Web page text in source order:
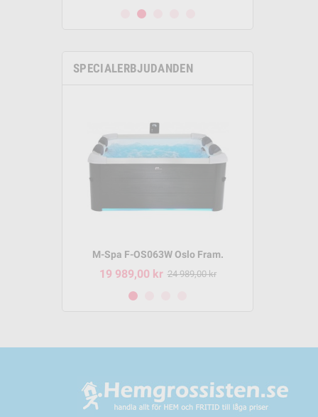
SPECIALERBJUDANDEN
M-Spa F-OS063W Oslo Fram.
19 989,00 kr 24 989,00 kr